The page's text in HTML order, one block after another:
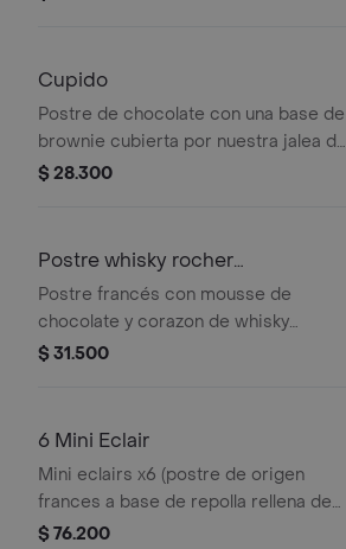
Cupido
Postre de chocolate con una base de
brownie cubierta por nuestra jalea de
frambuesa y ganache de chocolate.
$ 28.300
Postre whisky rocher
glenmorangie
Postre francés con mousse de
chocolate y corazon de whisky
glenmorangie.
$ 31.500
6 Mini Eclair
Mini eclairs x6 (postre de origen
frances a base de repolla rellena de
crema) de los siguientes sabores:
$ 76.200